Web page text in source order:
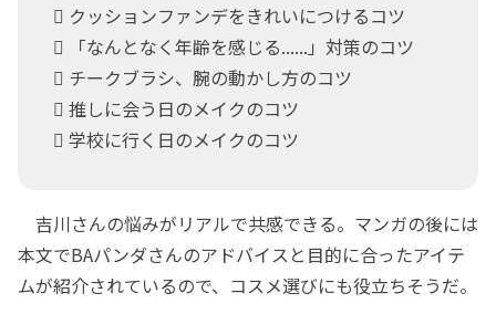
 クッションファンデをきれいにつけるコツ
 「なんとなく年齢を感じる......」対策のコツ
 チークブラシ、腕の動かし方のコツ
 推しに会う日のメイクのコツ
 学校に行く日のメイクのコツ
吉川さんの悩みがリアルで共感できる。マンガの後には
本文でBAパンダさんのアドバイスと目的に合ったアイテ
ムが紹介されているので、コスメ選びにも役立ちそうだ。